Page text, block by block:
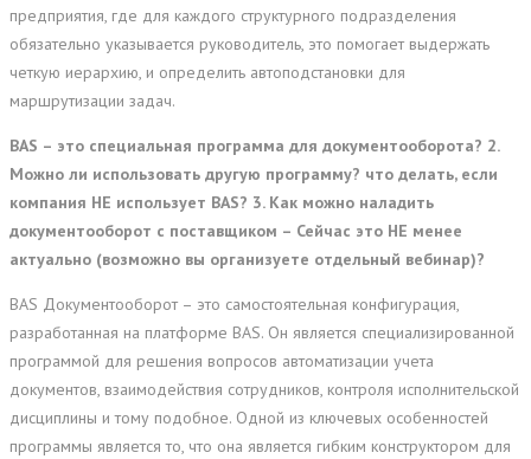
предприятия, где для каждого структурного подразделения
обязательно указывается руководитель, это помогает выдержать
четкую иерархию, и определить автоподстановки для
маршрутизации задач.
BAS – это специальная программа для документооборота? 2.
Можно ли использовать другую программу? что делать, если
компания НЕ использует BAS? 3. Как можно наладить
документооборот с поставщиком – Сейчас это НЕ менее
актуально (возможно вы организуете отдельный вебинар)?
BAS Документооборот – это самостоятельная конфигурация,
разработанная на платформе BAS. Он является специализированной
программой для решения вопросов автоматизации учета
документов, взаимодействия сотрудников, контроля исполнительской
дисциплины и тому подобное. Одной из ключевых особенностей
программы является то, что она является гибким конструктором для